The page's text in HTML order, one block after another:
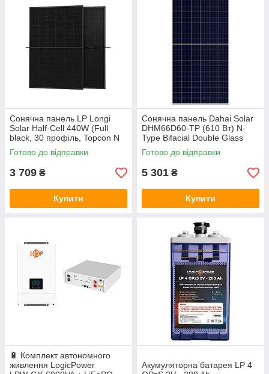
Сонячна панель LP Longi
Solar Half-Cell 440W (Full
black, 30 профіль, Topcon N
Bi-facial, монокристал) Уцінка
Готово до відправки
3 709 ₴
Купити
Сонячна панель Dahai Solar
DHM66D60-TP (610 Вт) N-
Type Bifacial Double Glass
Готово до відправки
5 301 ₴
Купити
🔋 Комплект автономного
живлення LogicPower
Акумуляторна батарея LP 4